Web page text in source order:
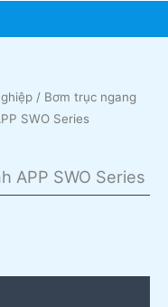
/ Bơm trục ngang
SWO Series
APP SWO Series